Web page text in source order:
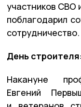
участников СВО
поблагодарил
сотрудничество.
День
Накануне
Евгений